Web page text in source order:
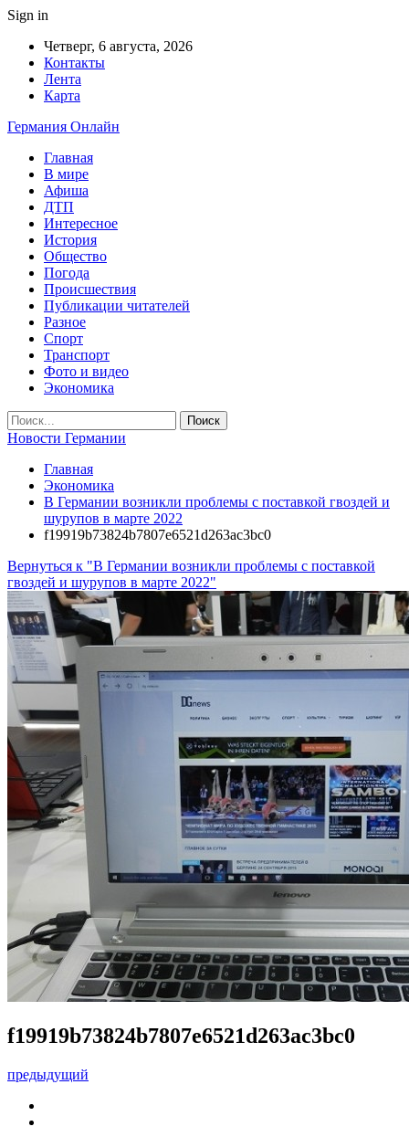
Sign in
Четверг, 6 августа, 2026
Контакты
Лента
Карта
Германия Онлайн
Главная
В мире
Афиша
ДТП
Интересное
История
Общество
Погода
Происшествия
Публикации читателей
Разное
Спорт
Транспорт
Фото и видео
Экономика
Новости Германии
Главная
Экономика
В Германии возникли проблемы с поставкой гвоздей и
шурупов в марте 2022
f19919b73824b7807e6521d263ac3bc0
Вернуться к "В Германии возникли проблемы с поставкой
гвоздей и шурупов в марте 2022"
f19919b73824b7807e6521d263ac3bc0
предыдущий